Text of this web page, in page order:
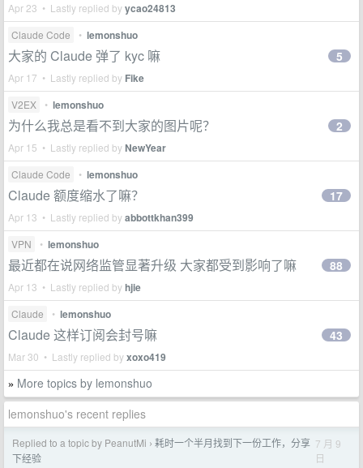
Apr 23 • Lastly replied byycao24813
Claude Code • lemonshuo
大家的 Claude 弹了 kyc 嘛
Apr 17 • Lastly replied by Fike
5
V2EX • lemonshuo
为什么我总是看不到大家的图片呢？
Apr 15 • Lastly replied byNewYear
2
Claude Code • lemonshuo
Claude 额度缩水了嘛？
Apr 13 • Lastly replied byabbottkhan399
17
VPN • lemonshuo
最近都在说网络监管显著升级 大家都受到影响了嘛
Apr 13 • Lastly replied byhjie
88
Claude • lemonshuo
Claude 这样订阅会封号嘛
Mar 30 • Lastly replied byxoxo419
43
» More topics by lemonshuo
lemonshuo's recent replies
Replied to a topic by PeanutMi › 耗时一个半月找到下一份工作，分享
下经验
7 月 9
日